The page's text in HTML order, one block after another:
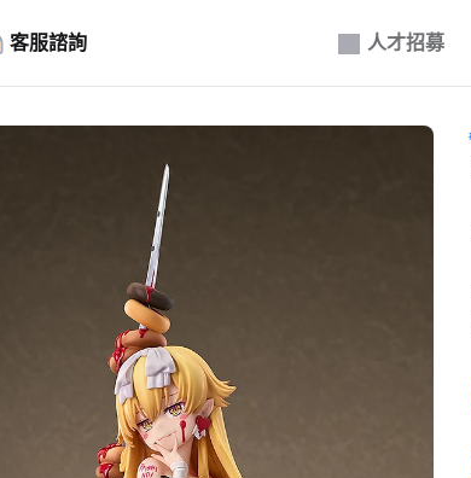
人才招募
客服諮詢